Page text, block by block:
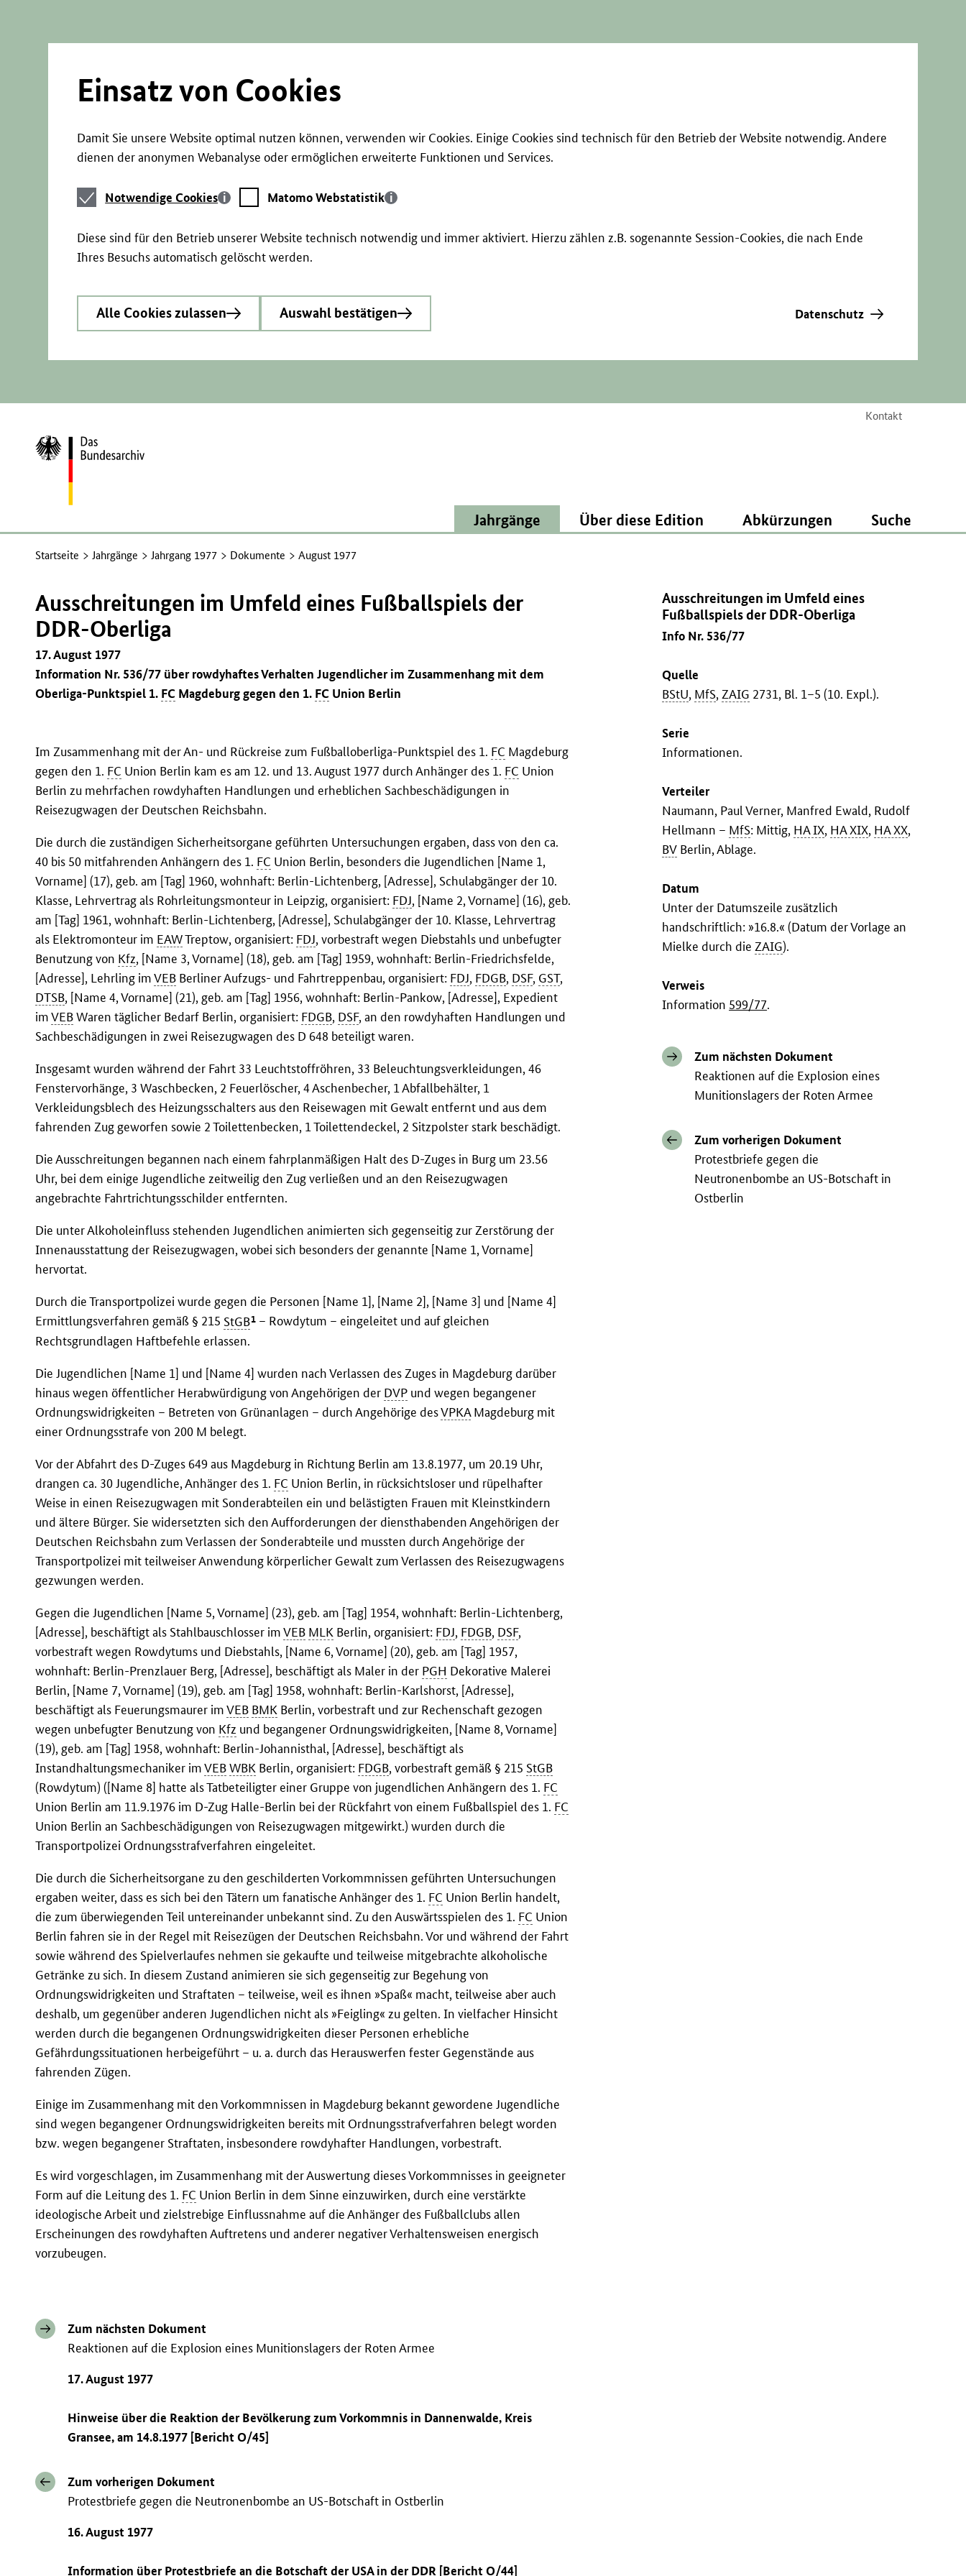
Einsatz von Cookies
Damit Sie unsere Website optimal nutzen können, verwenden wir Cookies. Einige Cookies sind technisch für den Betrieb der Website notwendig. Andere
dienen der anonymen Webanalyse oder ermöglichen erweiterte Funktionen und Services.
Notwendige
Cookies
Notwendige Cookies
Matomo
Webstatistik
Matomo Webstatistik
Diese sind für den Betrieb unserer Website technisch notwendig und immer aktiviert. Hierzu zählen z.B. sogenannte Session-Cookies, die nach Ende
Ihres Besuchs automatisch gelöscht werden.
Alle Cookies zulassen Auswahl bestätigen Datenschutz
Kontakt
Zur
Startseite
Jahrgänge Über diese Edition Abkürzungen Suche
Startseite Jahrgänge Jahrgang 1977 Dokumente August 1977
Ausschreitungen im Umfeld eines
Fußballspiels der DDR-Oberliga
Info Nr. 536/77
Quelle
BStU, MfS,ZAIG 2731, Bl. 1–5 (10. Expl.).
Serie
Informationen.
Verteiler
Naumann, Paul Verner, Manfred Ewald, Rudolf
Hellmann – MfS: Mittig, HA IX, HA XIX, HA XX,
BV Berlin, Ablage.
Datum
Unter der Datumszeile zusätzlich
handschriftlich: »16.8.« (Datum der Vorlage an
Mielke durch dieZAIG).
Verweis
Information 599/77.
Zum nächsten Dokument
Reaktionen auf die Explosion eines
Munitionslagers der Roten Armee
Zum vorherigen Dokument
Protestbriefe gegen die
Neutronenbombe an US-Botschaft in
Ostberlin
Ausschreitungen im Umfeld eines Fußballspiels der
DDR-Oberliga
17. August 1977
Information Nr. 536/77 über rowdyhaftes Verhalten Jugendlicher im Zusammenhang mit dem
Oberliga-Punktspiel 1. FC Magdeburg gegen den 1. FC Union Berlin
Im Zusammenhang mit der An- und Rückreise zum Fußballoberliga-Punktspiel des 1. FC Magdeburg
gegen den 1. FC Union Berlin kam es am 12. und 13. August 1977 durch Anhänger des 1. FC Union
Berlin zu mehrfachen rowdyhaften Handlungen und erheblichen Sachbeschädigungen in
Reisezugwagen der Deutschen Reichsbahn.
Die durch die zuständigen Sicherheitsorgane geführten Untersuchungen ergaben, dass von den ca.
40 bis 50 mitfahrenden Anhängern des 1. FC Union Berlin, besonders die Jugendlichen [Name 1,
Vorname] (17), geb. am [Tag] 1960, wohnhaft: Berlin-Lichtenberg, [Adresse], Schulabgänger der 10.
Klasse, Lehrvertrag als Rohrleitungsmonteur in Leipzig, organisiert: FDJ, [Name 2, Vorname] (16), geb.
am [Tag] 1961, wohnhaft: Berlin-Lichtenberg, [Adresse], Schulabgänger der 10. Klasse, Lehrvertrag
als Elektromonteur im EAWTreptow, organisiert: FDJ, vorbestraft wegen Diebstahls und unbefugter
Benutzung von Kfz, [Name 3, Vorname] (18), geb. am [Tag] 1959, wohnhaft: Berlin-Friedrichsfelde,
[Adresse], Lehrling imVEB Berliner Aufzugs- und Fahrtreppenbau, organisiert: FDJ, FDGB, DSF, GST,
DTSB, [Name 4, Vorname] (21), geb. am [Tag] 1956, wohnhaft: Berlin-Pankow, [Adresse], Expedient
imVEBWaren täglicher Bedarf Berlin, organisiert: FDGB, DSF, an den rowdyhaften Handlungen und
Sachbeschädigungen in zwei Reisezugwagen des D 648 beteiligt waren.
Insgesamt wurden während der Fahrt 33 Leuchtstoffröhren, 33 Beleuchtungsverkleidungen, 46
Fenstervorhänge, 3 Waschbecken, 2 Feuerlöscher, 4 Aschenbecher, 1 Abfallbehälter, 1
Verkleidungsblech des Heizungsschalters aus den Reisewagen mit Gewalt entfernt und aus dem
fahrenden Zug geworfen sowie 2 Toilettenbecken, 1 Toilettendeckel, 2 Sitzpolster stark beschädigt.
Die Ausschreitungen begannen nach einem fahrplanmäßigen Halt des D-Zuges in Burg um 23.56
Uhr, bei dem einige Jugendliche zeitweilig den Zug verließen und an den Reisezugwagen
angebrachte Fahrtrichtungsschilder entfernten.
Die unter Alkoholeinfluss stehenden Jugendlichen animierten sich gegenseitig zur Zerstörung der
Innenausstattung der Reisezugwagen, wobei sich besonders der genannte [Name 1, Vorname]
hervortat.
Durch die Transportpolizei wurde gegen die Personen [Name 1], [Name 2], [Name 3] und [Name 4]
Ermittlungsverfahren gemäß § 215 StGB1 – Rowdytum – eingeleitet und auf gleichen
Rechtsgrundlagen Haftbefehle erlassen.
Die Jugendlichen [Name 1] und [Name 4] wurden nach Verlassen des Zuges in Magdeburg darüber
hinaus wegen öffentlicher Herabwürdigung von Angehörigen der DVP und wegen begangener
Ordnungswidrigkeiten – Betreten von Grünanlagen – durch Angehörige desVPKAMagdeburg mit
einer Ordnungsstrafe von 200 M belegt.
Vor der Abfahrt des D-Zuges 649 aus Magdeburg in Richtung Berlin am 13.8.1977, um 20.19 Uhr,
drangen ca. 30 Jugendliche, Anhänger des 1. FC Union Berlin, in rücksichtsloser und rüpelhafter
Weise in einen Reisezugwagen mit Sonderabteilen ein und belästigten Frauen mit Kleinstkindern
und ältere Bürger. Sie widersetzten sich den Aufforderungen der diensthabenden Angehörigen der
Deutschen Reichsbahn zum Verlassen der Sonderabteile und mussten durch Angehörige der
Transportpolizei mit teilweiser Anwendung körperlicher Gewalt zum Verlassen des Reisezugwagens
gezwungen werden.
Gegen die Jugendlichen [Name 5, Vorname] (23), geb. am [Tag] 1954, wohnhaft: Berlin-Lichtenberg,
[Adresse], beschäftigt als Stahlbauschlosser imVEB MLK Berlin, organisiert: FDJ, FDGB, DSF,
vorbestraft wegen Rowdytums und Diebstahls, [Name 6, Vorname] (20), geb. am [Tag] 1957,
wohnhaft: Berlin-Prenzlauer Berg, [Adresse], beschäftigt als Maler in der PGH Dekorative Malerei
Berlin, [Name 7, Vorname] (19), geb. am [Tag] 1958, wohnhaft: Berlin-Karlshorst, [Adresse],
beschäftigt als Feuerungsmaurer imVEB BMK Berlin, vorbestraft und zur Rechenschaft gezogen
wegen unbefugter Benutzung von Kfz und begangener Ordnungswidrigkeiten, [Name 8, Vorname]
(19), geb. am [Tag] 1958, wohnhaft: Berlin-Johannisthal, [Adresse], beschäftigt als
Instandhaltungsmechaniker imVEB WBK Berlin, organisiert: FDGB, vorbestraft gemäß § 215 StGB
(Rowdytum) ([Name 8] hatte als Tatbeteiligter einer Gruppe von jugendlichen Anhängern des 1. FC
Union Berlin am 11.9.1976 im D-Zug Halle-Berlin bei der Rückfahrt von einem Fußballspiel des 1. FC
Union Berlin an Sachbeschädigungen von Reisezugwagen mitgewirkt.) wurden durch die
Transportpolizei Ordnungsstrafverfahren eingeleitet.
Die durch die Sicherheitsorgane zu den geschilderten Vorkommnissen geführten Untersuchungen
ergaben weiter, dass es sich bei den Tätern um fanatische Anhänger des 1. FC Union Berlin handelt,
die zum überwiegenden Teil untereinander unbekannt sind. Zu den Auswärtsspielen des 1. FC Union
Berlin fahren sie in der Regel mit Reisezügen der Deutschen Reichsbahn. Vor und während der Fahrt
sowie während des Spielverlaufes nehmen sie gekaufte und teilweise mitgebrachte alkoholische
Getränke zu sich. In diesem Zustand animieren sie sich gegenseitig zur Begehung von
Ordnungswidrigkeiten und Straftaten – teilweise, weil es ihnen »Spaß« macht, teilweise aber auch
deshalb, um gegenüber anderen Jugendlichen nicht als »Feigling« zu gelten. In vielfacher Hinsicht
werden durch die begangenen Ordnungswidrigkeiten dieser Personen erhebliche
Gefährdungssituationen herbeigeführt – u. a. durch das Herauswerfen fester Gegenstände aus
fahrenden Zügen.
Einige im Zusammenhang mit den Vorkommnissen in Magdeburg bekannt gewordene Jugendliche
sind wegen begangener Ordnungswidrigkeiten bereits mit Ordnungsstrafverfahren belegt worden
bzw. wegen begangener Straftaten, insbesondere rowdyhafter Handlungen, vorbestraft.
Es wird vorgeschlagen, im Zusammenhang mit der Auswertung dieses Vorkommnisses in geeigneter
Form auf die Leitung des 1. FC Union Berlin in dem Sinne einzuwirken, durch eine verstärkte
ideologische Arbeit und zielstrebige Einflussnahme auf die Anhänger des Fußballclubs allen
Erscheinungen des rowdyhaften Auftretens und anderer negativer Verhaltensweisen energisch
vorzubeugen.
Zum nächsten Dokument
Reaktionen auf die Explosion eines Munitionslagers der Roten Armee
17. August 1977
Hinweise über die Reaktion der Bevölkerung zum Vorkommnis in Dannenwalde, Kreis
Gransee, am 14.8.1977 [Bericht O/45]
Zum vorherigen Dokument
Protestbriefe gegen die Neutronenbombe an US-Botschaft in Ostberlin
16. August 1977
Information über Protestbriefe an die Botschaft derUSAin derDDR [Bericht O/44]